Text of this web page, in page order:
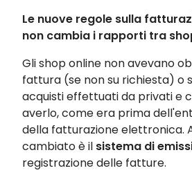
Le nuove regole sulla
non cambia i rapporti tra
Gli shop online non avevano
fattura (se non su richiesta) o
acquisti effettuati da privati e
averlo, come era prima
della fatturazione elettronica.
cambiato è il sistema di
registrazione delle fatture.